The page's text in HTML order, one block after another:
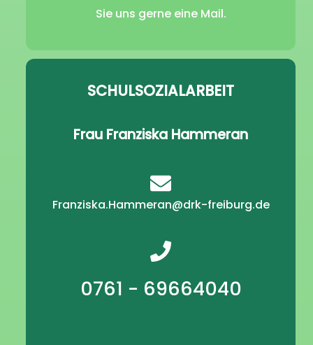
Sie uns gerne eine Mail.
SCHULSOZIALARBEIT
Frau Franziska Hammeran
Franziska.Hammeran@drk-freiburg.de
0761 - 69664040